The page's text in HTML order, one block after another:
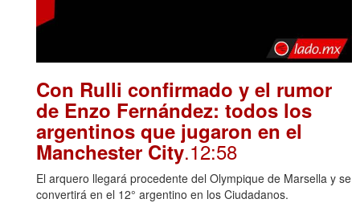
Con Rulli confirmado y el rumor
de Enzo Fernández: todos los
argentinos que jugaron en el
Manchester City.12:58
El arquero llegará procedente del Olympique de Marsella y se
convertirá en el 12° argentino en los Ciudadanos.